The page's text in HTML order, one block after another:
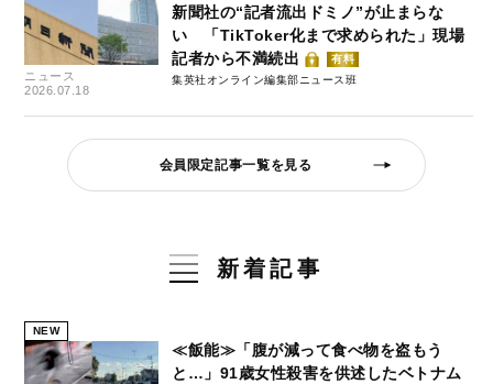
ニュース
2026.07.18
新聞社の“記者流出ドミノ”が止まらな
い 「TikToker化まで求められた」現場
記者から不満続出
有料
集英社オンライン編集部ニュース班
会員限定記事一覧を見る
新着記事
NEW
≪飯能≫「腹が減って食べ物を盗もう
と…」91歳女性殺害を供述したベトナム